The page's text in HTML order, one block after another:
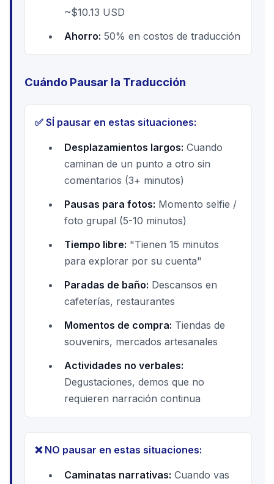
~$10.13 USD
Ahorro: 50% en costos de traducción
Cuándo Pausar la Traducción
✅ SÍ pausar en estas situaciones:
Desplazamientos largos: Cuando
caminan de un punto a otro sin
comentarios (3+ minutos)
Pausas para fotos: Momento selfie /
foto grupal (5-10 minutos)
Tiempo libre: "Tienen 15 minutos
para explorar por su cuenta"
Paradas de baño: Descansos en
cafeterías, restaurantes
Momentos de compra: Tiendas de
souvenirs, mercados artesanales
Actividades no verbales:
Degustaciones, demos que no
requieren narración continua
❌ NO pausar en estas situaciones:
Caminatas narrativas: Cuando vas